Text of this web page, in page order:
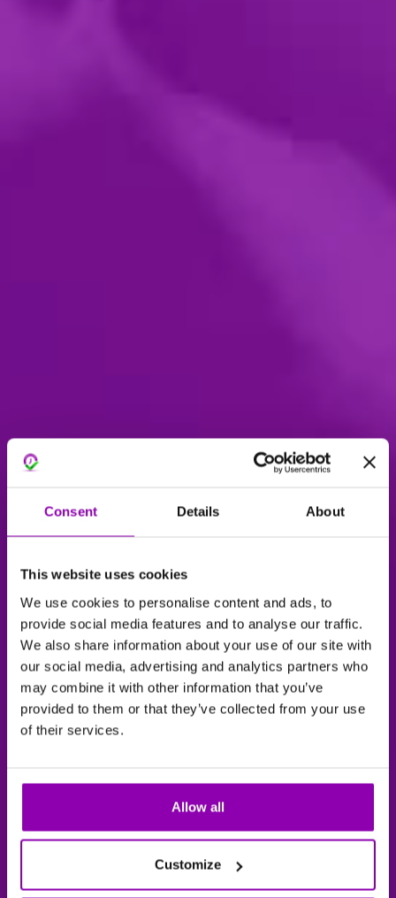
Consent Details About
This website uses cookies
We use cookies to personalise content and ads, to
provide social media features and to analyse our traffic.
We also share information about your use of our site with
our social media, advertising and analytics partners who
may combine it with other information that you’ve
provided to them or that they’ve collected from your use
of their services.
Allow all
Customize